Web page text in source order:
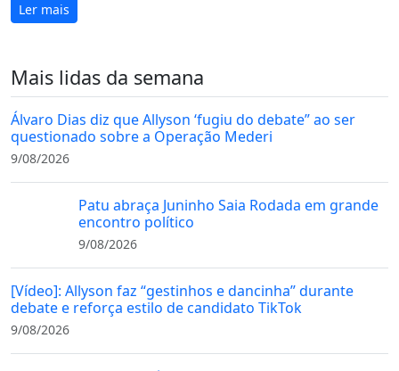
Ler mais
Mais lidas da semana
Álvaro Dias diz que Allyson ‘fugiu do debate” ao ser
questionado sobre a Operação Mederi
9/08/2026
Patu abraça Juninho Saia Rodada em grande
encontro político
9/08/2026
[Vídeo]: Allyson faz “gestinhos e dancinha” durante
debate e reforça estilo de candidato TikTok
9/08/2026